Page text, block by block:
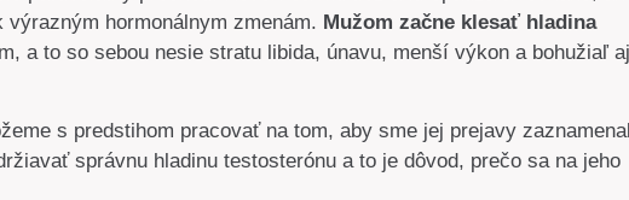
hormonálnym zmenám. Mužom začne klesať hladina
a to so sebou nesie stratu libida, únavu, menší výkon a bohužiaľ aj
s predstihom pracovať na tom, aby sme jej prejavy
správnu hladinu testosterónu a to je dôvod, prečo sa na jeho